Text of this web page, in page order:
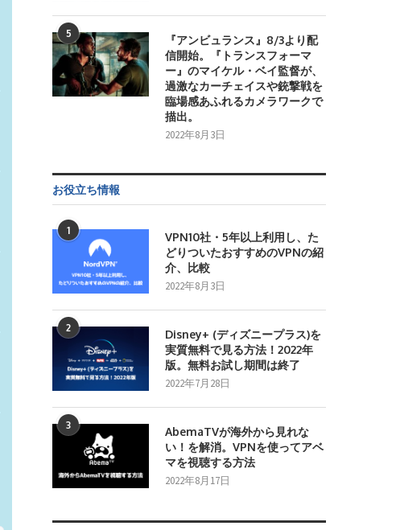
5
『アンビュランス』8/3より配
信開始。『トランスフォーマ
ー』のマイケル・ベイ監督が、
過激なカーチェイスや銃撃戦を
臨場感あふれるカメラワークで
描出。
2022年8月3日
お役立ち情報
1
VPN10社・5年以上利用し、た
どりついたおすすめのVPNの紹
介、比較
2022年8月3日
2
Disney+ (ディズニープラス)を
実質無料で見る方法！2022年
版。無料お試し期間は終了
2022年7月28日
3
AbemaTVが海外から見れな
い！を解消。VPNを使ってアベ
マを視聴する方法
2022年8月17日